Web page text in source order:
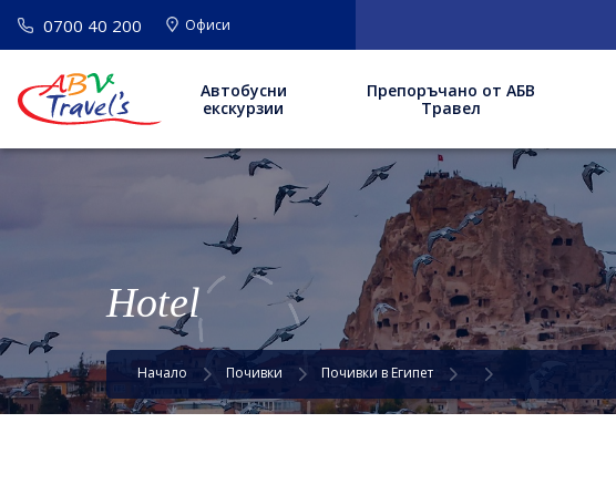
0700 40 200 Офиси
Автобусни
екскурзии
Препоръчано от АБВ
Травел
Hotel
Начало Почивки Почивки в Египет